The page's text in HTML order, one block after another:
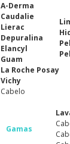
A-Derma
Caudalie
Lierac
Depuralina
Elancyl
Guam
La Roche Posay
Vichy
Cabelo
Gamas